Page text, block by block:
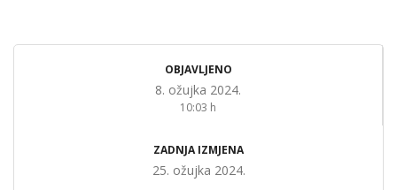
OBJAVLJENO
8. ožujka 2024.
10:03 h
ZADNJA IZMJENA
25. ožujka 2024.